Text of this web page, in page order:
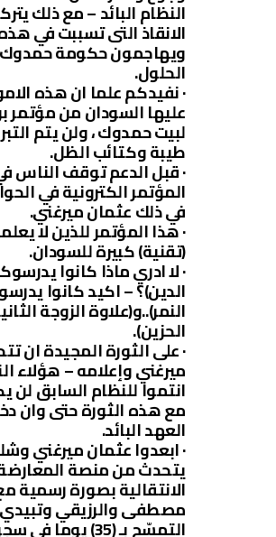
النظام البائد – مع ذلك
الانقاذ التى تسببت في
ويهاجمون حكومة حمدوك
الحلول.
· نفيدكم علما ان هذه
عليها السودان من مؤتمر
لبيت حمدوك ، ولن يتم
طيبة وكتائب الظل.
· قبل الدعم توقف الناس
المؤتمر الكترونية في
في ذلك عثمان ميرغني.
· هذا المؤتمر للذين لا
(تقنية) كبيرة للسودان.
· لا ادري ماذا كانوا
الدين)؟ – اكيد كانوا
النمر)..و(علاوة الزوجة
الحزين).
· على الثورة المجيدة ان
ميرغني وإعلامه – هؤلاء
انتموا للنظام السابق لن
مع هذه الثورة حتى وان
العهد البائد.
· ابعدوا عثمان ميرغني
يتحدث من منصة
الانتقالية بصورة رسمية
مصطفى والرزيقي وتبيدي
التمسّح بـ (35)